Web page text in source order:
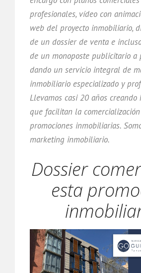
profesionales, vídeo con
web del proyecto inmobiliario,
de un dossier de venta e
de un monoposte publicitario a
dando un servicio integral de
inmobiliario especializado y
Llevamos casi 20 años creando
que facilitan la
promociones inmobiliarias.
marketing inmobiliario.
Dossier
esta